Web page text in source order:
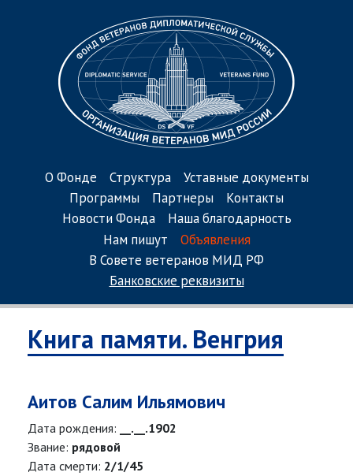
О Фонде Структура
Уставные документы
Программы
Партнеры
Контакты
Новости Фонда
Наша благодарность
Нам пишут
Объявления
В Совете ветеранов МИД РФ
Банковские реквизиты
Книга памяти. Венгрия
Аитов Салим Ильямович
Дата рождения:
__.__.1902
Звание: рядовой
Дата смерти: 2/1/45